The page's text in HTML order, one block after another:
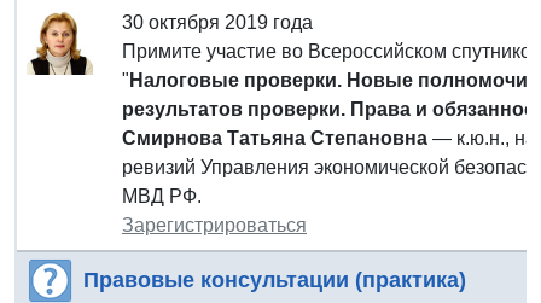
30 октября 2019 года
Примите участие во Всероссийском
" Налоговые проверки. Новые полномочия
результатов проверки. Права и
Смирнова Татьяна Степановна — к.ю.н.,
ревизий Управления экономической
МВД РФ.
Зарегистрироваться
Правовые консультации (практика)